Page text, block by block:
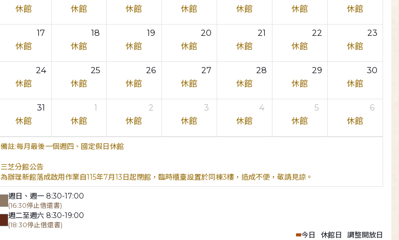
休館
休館
休館
休館
休館
休館
休館
17
休館
18
休館
19
休館
20
休館
21
休館
22
休館
23
休館
24
休館
25
休館
26
休館
27
休館
28
休館
29
休館
30
休館
31
休館
1
休館
2
休館
3
休館
4
休館
5
休館
6
休館
每月最後一個週四、國定假日休館
三芝分館公告
為辦理新館落成啟用作業自115年7月13日起閉館，臨時櫃臺設置於同棟3樓，造成不便，敬請見諒。
週日、週一 8:30-17:00
(16:30停止借還書)
週二至週六 8:30-19:00
(18:30停止借還書)
今日 休館日 調整開放日